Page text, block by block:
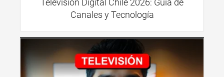
Televisión Digital Chile 2026: Guía de
Canales y Tecnología